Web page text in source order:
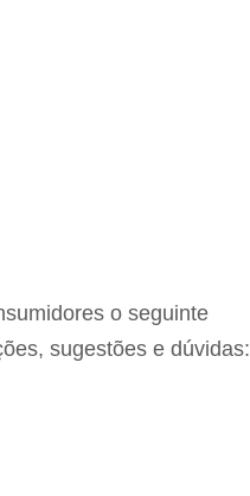
o seguinte
sugestões e dúvidas: